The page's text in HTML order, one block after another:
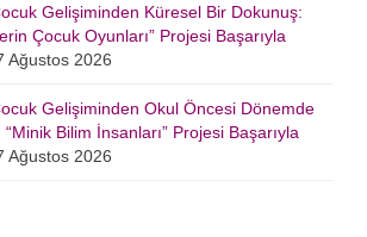
Gelişiminden Küresel Bir Dokunuş:
Çocuk Oyunları” Projesi Başarıyla
Ağustos 2026
Gelişiminden Okul Öncesi Dönemde
Bilim İnsanları” Projesi Başarıyla
Ağustos 2026